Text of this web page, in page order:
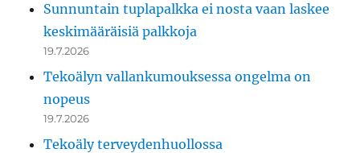
Sunnuntain tuplapalkka ei nosta vaan laskee
keskimääräisiä palkkoja
19.7.2026
Tekoälyn vallankumouksessa ongelma on
nopeus
19.7.2026
Tekoäly terveydenhuollossa